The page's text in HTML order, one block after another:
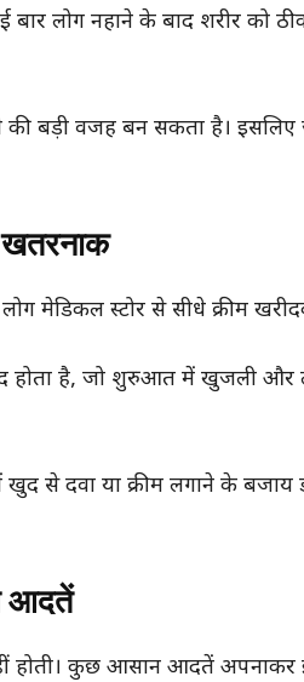
लोग नहाने के बाद शरीर को
बड़ी वजह बन सकता है।
खतरनाक
मेडिकल स्टोर से सीधे क्रीम
होता है, जो शुरुआत में खुजली
से दवा या क्रीम लगाने के बजाय
आदतें
होती। कुछ आसान आदतें